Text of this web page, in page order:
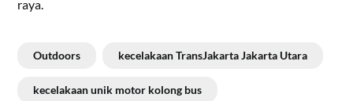
raya.
Outdoors kecelakaan TransJakarta Jakarta Utara
kecelakaan unik motor kolong bus